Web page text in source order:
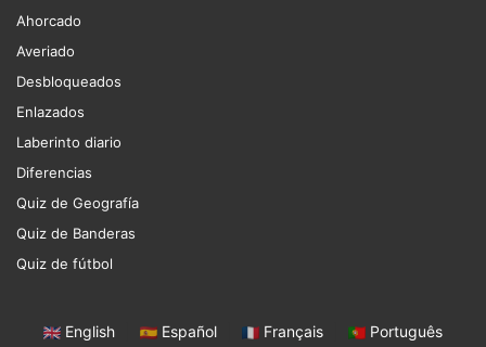
Ahorcado
Averiado
Desbloqueados
Enlazados
Laberinto diario
Diferencias
Quiz de Geografía
Quiz de Banderas
Quiz de fútbol
English Español Français Português